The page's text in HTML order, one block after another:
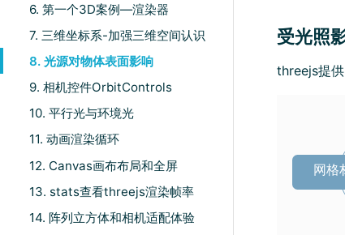
6. 第一个3D案例—渲染器
7. 三维坐标系-加强三维空间认识
8. 光源对物体表面影响
9. 相机控件OrbitControls
10. 平行光与环境光
11. 动画渲染循环
12. Canvas画布布局和全屏
13. stats查看threejs渲染帧率
14. 阵列立方体和相机适配体验
受光照
threejs提供